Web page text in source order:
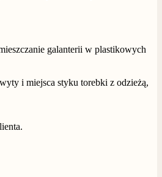
galanterii w plastikowych
i miejsca styku torebki z odzieżą,